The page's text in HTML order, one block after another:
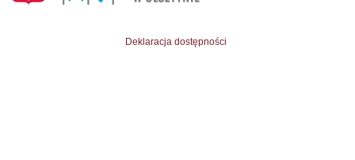
Deklaracja dostępności